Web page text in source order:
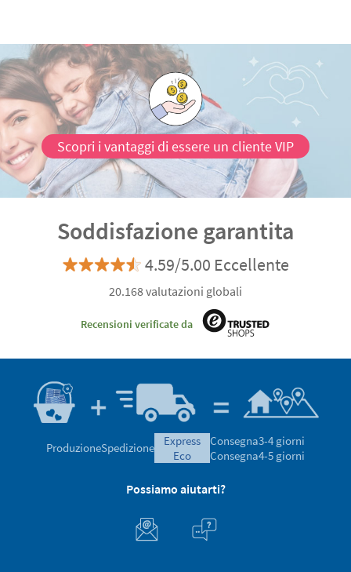
Scopri i vantaggi di essere un cliente VIP
Soddisfazione garantita
4.59/5.00 Eccellente
20.168 valutazioni globali
Recensioni verificate da
ProduzioneSpedizione
express
eco
Consegna3-4 giorni
Consegna4-5 giorni
Possiamo aiutarti?